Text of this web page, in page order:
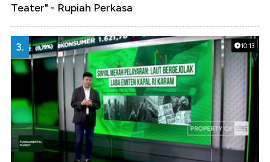
Teater" - Rupiah Perkasa
10:13
3.